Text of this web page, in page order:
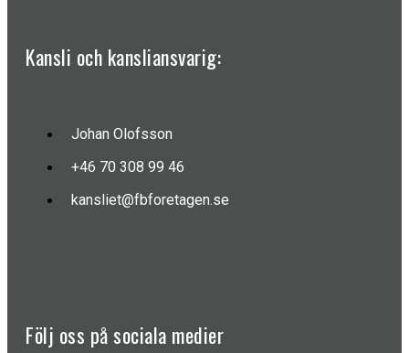
Kansli och kansliansvarig:
Johan Olofsson
+46 70 308 99 46
kansliet@fbforetagen.se
Följ oss på sociala medier